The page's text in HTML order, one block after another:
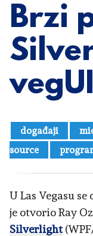
Brzi
vegUI
događaji
source
U Las Vegasu se
je otvorio Ray
Silverlight